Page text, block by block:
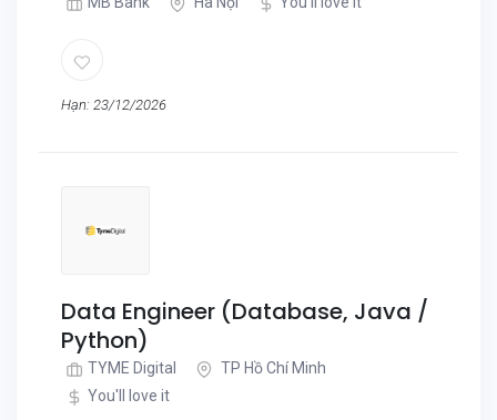
Hạn: 23/12/2026
Data Engineer (Database, Java /
Python)
TYME Digital
TP Hồ Chí Minh
You'll love it